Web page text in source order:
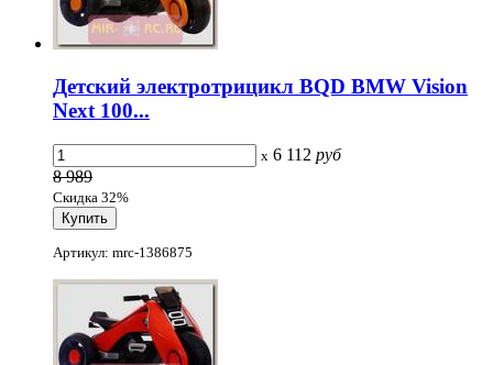
Детский электротрицикл BQD BMW Vision
Next 100...
x 6 112 руб
8 989
Скидка 32%
Артикул: mrc-1386875